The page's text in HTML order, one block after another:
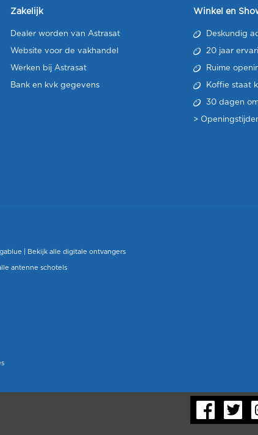
Zakelijk
Dealer worden van Astrasat
Website voor de vakhandel
Werken bij Astrasat
Bank en kvk gegevens
Winkel en
Deskundig
20 jaar
Ruime
Koffie staat
30 dagen
>
Bekijk alle digitale ontvangers
antenne schotels